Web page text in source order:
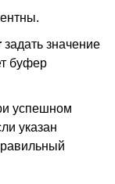
задать значение
буфер
успешном
указан